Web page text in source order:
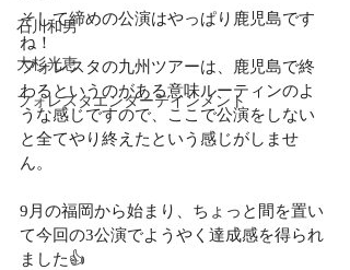
石川和男
大杉光恵
フォレスタエンターテインメント
そして締めの公演はやっぱり鹿児島です
ね！
フォレスタの九州ツアーは、鹿児島で終
わるというのがある意味ルーティンのよ
うな感じですので、ここで公演をしない
と全てやり終えたという感じがしませ
ん。
9月の福岡から始まり、ちょっと間を置い
て今回の3公演でようやく達成感を得られ
ました👍